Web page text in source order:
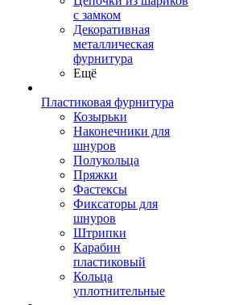
с замком
Декоративная
металлическая
фурнитура
Ещё
Пластиковая фурнитура
Козырьки
Наконечники для
шнуров
Полукольца
Пряжки
Фастексы
Фиксаторы для
шнуров
Штрипки
Карабин
пластиковый
Кольца
уплотнительные